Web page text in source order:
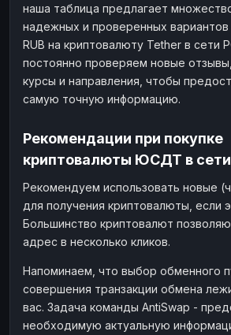
наша таблица предлагает
надежных и проверенных
RUB на криптовалюту Tether в сети
постоянно проверяем новые
курсы и направления, чтобы
самую точную информацию.
Рекомендации при покупке
криптовалюты ЮСДТ в сети
Рекомендуем использовать новые
для получения криптовалюты, если
Большинство криптовалют
адрес в несколько кликов.
Напоминаем, что выбор обменного
совершения транзакции обмена
вас. Задача команды AntiSwap -
необходимую актуальную